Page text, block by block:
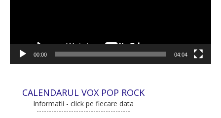
00:00 04:04
CALENDARUL VOX POP ROCK
Informatii - click pe fiecare data